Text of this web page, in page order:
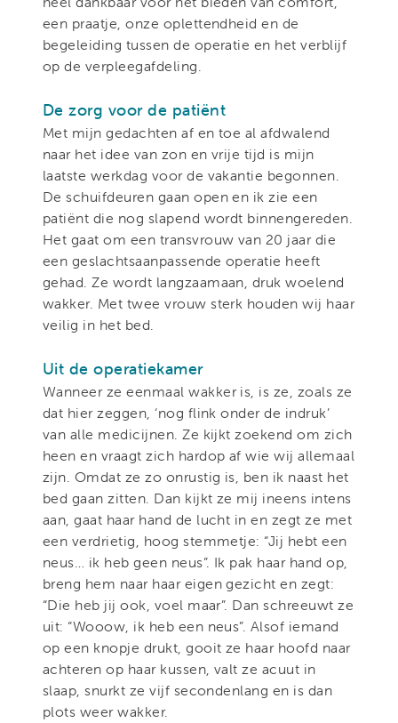
een praatje, onze oplettendheid en de
begeleiding tussen de operatie en het verblijf
op de verpleegafdeling.
De zorg voor de patiënt
Met mijn gedachten af en toe al afdwalend
naar het idee van zon en vrije tijd is mijn
laatste werkdag voor de vakantie begonnen.
De schuifdeuren gaan open en ik zie een
patiënt die nog slapend wordt binnengereden.
Het gaat om een transvrouw van 20 jaar die
een geslachtsaanpassende operatie heeft
gehad. Ze wordt langzaamaan, druk woelend
wakker. Met twee vrouw sterk houden wij haar
veilig in het bed.
Uit de operatiekamer
Wanneer ze eenmaal wakker is, is ze, zoals ze
dat hier zeggen, ‘nog flink onder de indruk’
van alle medicijnen. Ze kijkt zoekend om zich
heen en vraagt zich hardop af wie wij allemaal
zijn. Omdat ze zo onrustig is, ben ik naast het
bed gaan zitten. Dan kijkt ze mij ineens intens
aan, gaat haar hand de lucht in en zegt ze met
een verdrietig, hoog stemmetje: “Jij hebt een
neus… ik heb geen neus”. Ik pak haar hand op,
breng hem naar haar eigen gezicht en zegt:
“Die heb jij ook, voel maar”. Dan schreeuwt ze
uit: “Wooow, ik heb een neus”. Alsof iemand
op een knopje drukt, gooit ze haar hoofd naar
achteren op haar kussen, valt ze acuut in
slaap, snurkt ze vijf secondenlang en is dan
plots weer wakker.